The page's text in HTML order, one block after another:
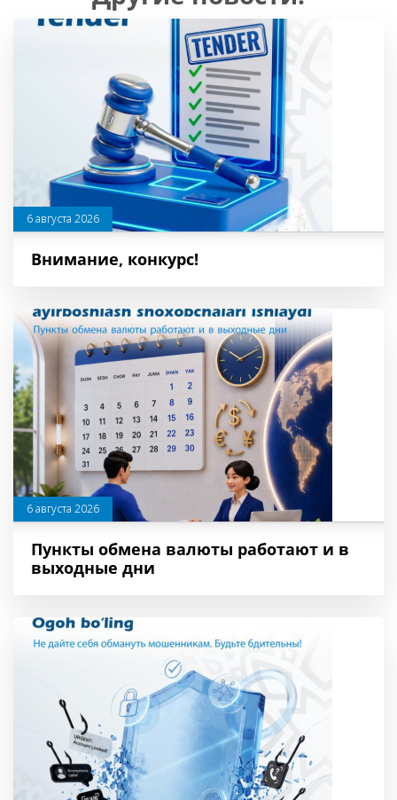
6 августа 2026
Внимание, конкурс!
6 августа 2026
Пункты обмена валюты работают и в
выходные дни